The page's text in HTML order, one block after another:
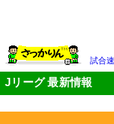
試合
Jリーグ 最新情報